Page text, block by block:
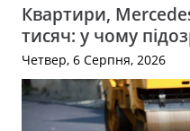
Квартири,
тисяч: у чому
Четвер, 6 Серпня, 2026